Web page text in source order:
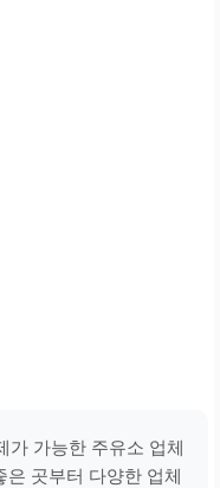
가 가능한 주유소 업체
은 곳부터 다양한 업체